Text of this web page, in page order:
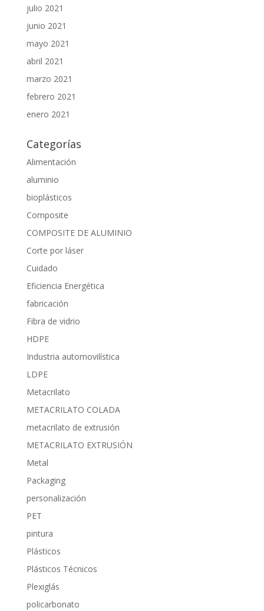
julio 2021
junio 2021
mayo 2021
abril 2021
marzo 2021
febrero 2021
enero 2021
Categorías
Alimentación
aluminio
bioplásticos
Composite
COMPOSITE DE ALUMINIO
Corte por láser
Cuidado
Eficiencia Energética
fabricación
Fibra de vidrio
HDPE
Industria automovilística
LDPE
Metacrilato
METACRILATO COLADA
metacrilato de extrusión
METACRILATO EXTRUSIÓN
Metal
Packaging
personalización
PET
pintura
Plásticos
Plásticos Técnicos
Plexiglás
policarbonato